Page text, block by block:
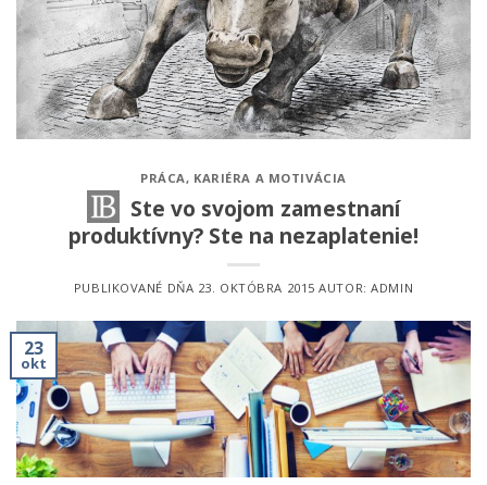
PRÁCA, KARIÉRA A MOTIVÁCIA
Ste vo svojom zamestnaní
produktívny? Ste na nezaplatenie!
PUBLIKOVANÉ DŇA 23. OKTÓBRA 2015 AUTOR:ADMIN
23
okt